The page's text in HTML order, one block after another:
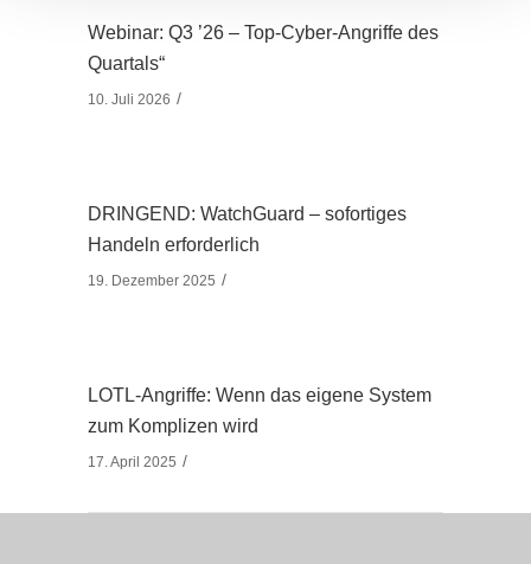
Webinar: Q3 ’26 – Top-Cyber-Angriffe des
Quartals“
10. Juli 2026
DRINGEND: WatchGuard – sofortiges
Handeln erforderlich
19. Dezember 2025
LOTL-Angriffe: Wenn das eigene System
zum Komplizen wird
17. April 2025